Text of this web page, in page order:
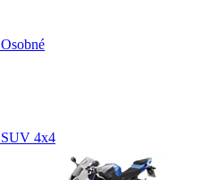
Osobné
SUV 4x4